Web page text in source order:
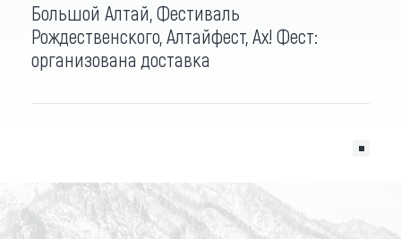
Большой Алтай, Фестиваль
Рождественского, Алтайфест, Ах! Фест:
организована доставка